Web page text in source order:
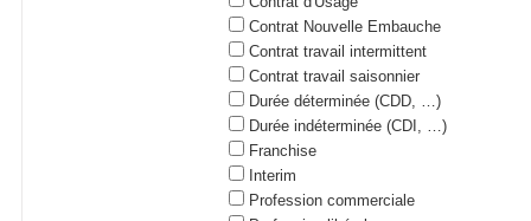
Contrat Nouvelle Embauche
Contrat travail intermittent
Contrat travail saisonnier
Durée déterminée (CDD, …)
Durée indéterminée (CDI, …)
Franchise
Interim
Profession commerciale